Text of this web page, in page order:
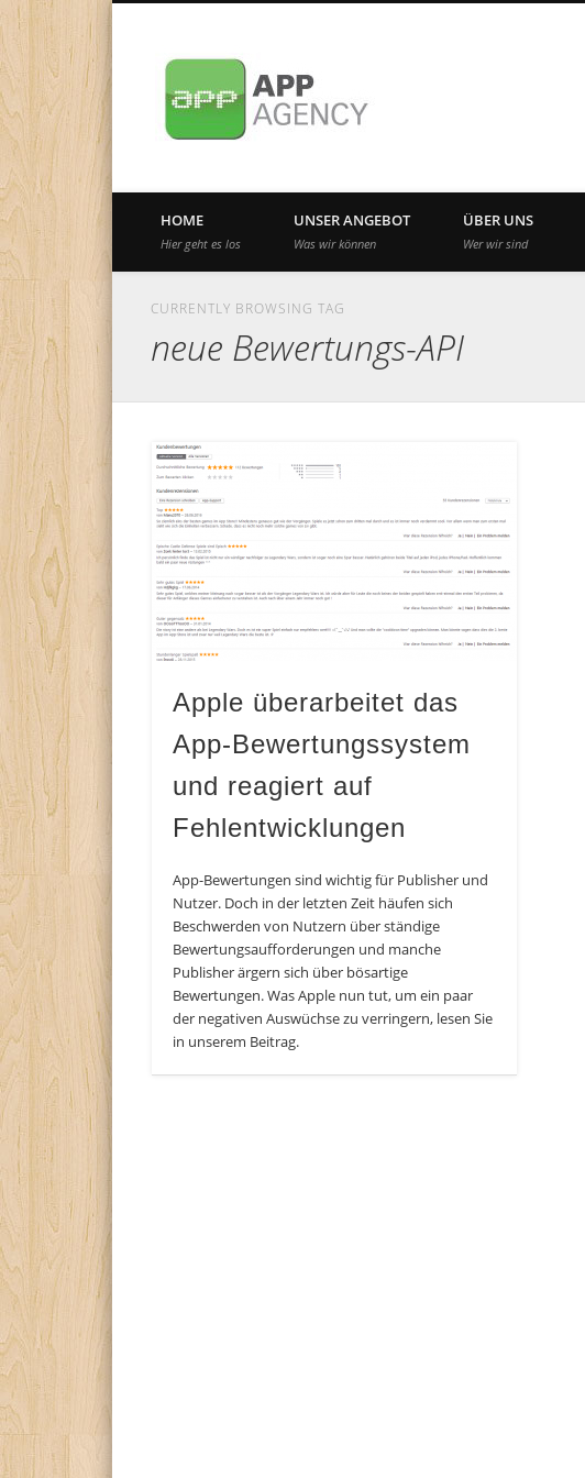
Internationale App-Agentur seit 2010
HOME
Hier geht es los
UNSER ANGEBOT
Was wir können
ÜBER UNS
Wer wir sind
CURRENTLY BROWSING TAG
neue Bewertungs-API
Apple überarbeitet das
App-Bewertungssystem
und reagiert auf
Fehlentwicklungen
App-Bewertungen sind wichtig für Publisher und
Nutzer. Doch in der letzten Zeit häufen sich
Beschwerden von Nutzern über ständige
Bewertungsaufforderungen und manche
Publisher ärgern sich über bösartige
Bewertungen. Was Apple nun tut, um ein paar
der negativen Auswüchse zu verringern, lesen Sie
in unserem Beitrag.